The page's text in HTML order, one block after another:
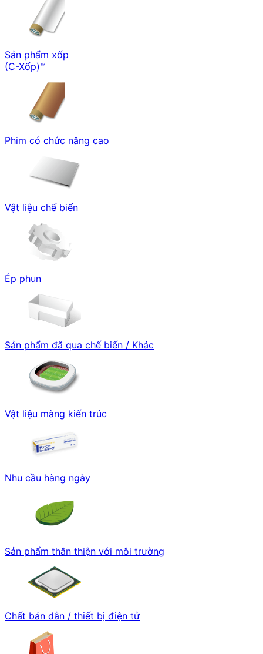
Sản phẩm xốp
(C-Xốp)™
Phim có chức năng cao
Vật liệu chế biến
Ép phun
Sản phẩm đã qua chế biến / Khác
Vật liệu màng kiến trúc
Nhu cầu hàng ngày
Sản phẩm thân thiện với môi trường
Chất bán dẫn / thiết bị điện tử